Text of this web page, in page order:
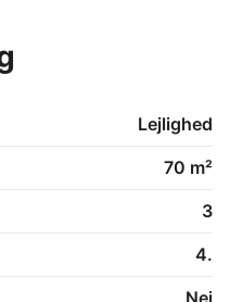
altan.
billederne ikke
Lejlighed
70 m²
3
4.
Nej